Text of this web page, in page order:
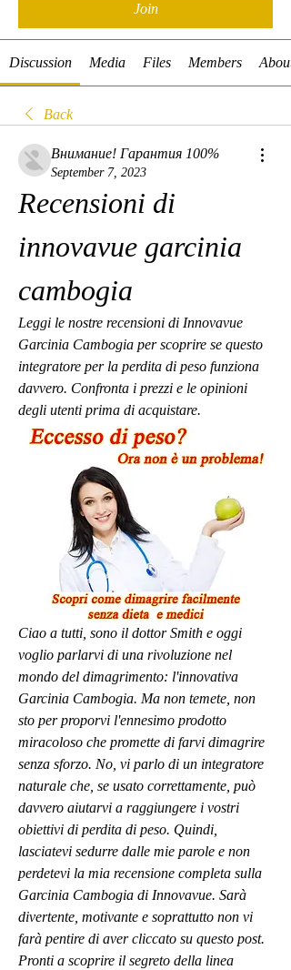
Join
Discussion Media Files Members About
Back
Внимание! Гарантия 100%
September 7, 2023
Recensioni di
innovavue garcinia
cambogia
Leggi le nostre recensioni di Innovavue
Garcinia Cambogia per scoprire se questo
integratore per la perdita di peso funziona
davvero. Confronta i prezzi e le opinioni
degli utenti prima di acquistare.
Ciao a tutti, sono il dottor Smith e oggi
voglio parlarvi di una rivoluzione nel
mondo del dimagrimento: l'innovativa
Garcinia Cambogia. Ma non temete, non
sto per proporvi l'ennesimo prodotto
miracoloso che promette di farvi dimagrire
senza sforzo. No, vi parlo di un integratore
naturale che, se usato correttamente, può
davvero aiutarvi a raggiungere i vostri
obiettivi di perdita di peso. Quindi,
lasciatevi sedurre dalle mie parole e non
perdetevi la mia recensione completa sulla
Garcinia Cambogia di Innovavue. Sarà
divertente, motivante e soprattutto non vi
farà pentire di aver cliccato su questo post.
Pronti a scoprire il segreto della linea